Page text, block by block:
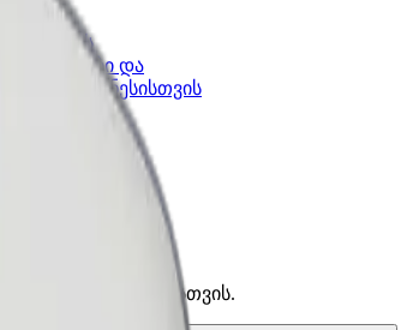
პროდუქტები და
შენი ბიზნესისთვის
შენი მგზავრობისთვის.